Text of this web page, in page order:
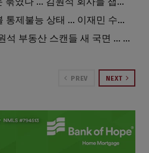
워싱턴주 동시다발 산불 통제불능 상태 … 이재민 수십만명
[단독] ‘수천만 달러’ 김원석 부동산 스캔들 새 국면 … 한인 투자자들 소송 잇따라 ‘디폴트’ 절차
PREV NEXT